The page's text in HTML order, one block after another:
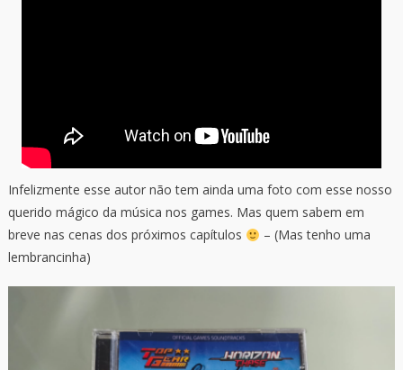
Infelizmente esse autor não tem ainda uma foto com esse nosso
querido mágico da música nos games. Mas quem sabem em
breve nas cenas dos próximos capítulos
– (Mas tenho uma
lembrancinha)